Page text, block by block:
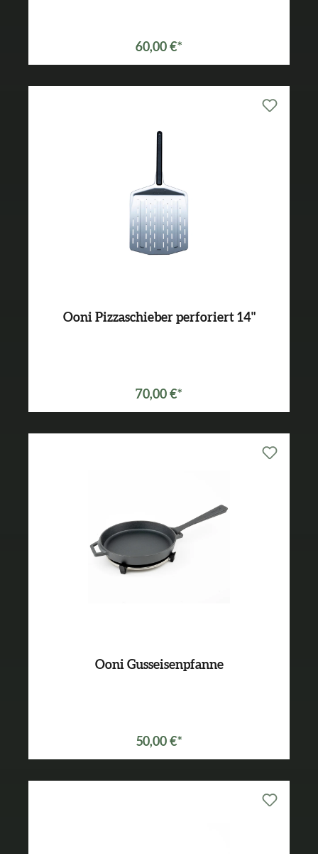
60,00 €*
Ooni Pizzaschieber perforiert 14"
70,00 €*
Ooni Gusseisenpfanne
50,00 €*